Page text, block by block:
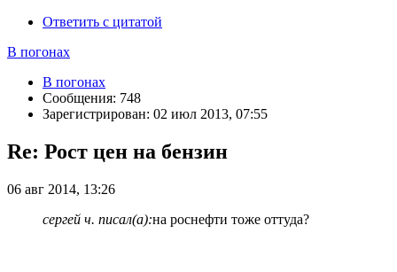
Ответить с цитатой
В погонах
В погонах
Сообщения: 748
Зарегистрирован: 02 июл 2013, 07:55
Re: Рост цен на бензин
06 авг 2014, 13:26
сергей ч. писал(а):на роснефти тоже оттуда?